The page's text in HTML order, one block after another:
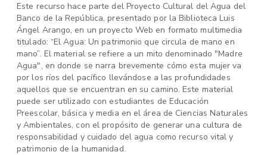
Este recurso hace parte del Proyecto Cultural del Agua del
Banco de la República, presentado por la Biblioteca Luis
Ángel Arango, en un proyecto Web en formato multimedia
titulado: “El Agua: Un patrimonio que circula de mano en
mano”. El material se refiere a un mito denominado "Madre
Agua", en donde se narra brevemente cómo esta mujer va
por los ríos del pacífico llevándose a las profundidades
aquellos que se encuentran en su camino. Este material
puede ser utilizado con estudiantes de Educación
Preescolar, básica y media en el área de Ciencias Naturales
y Ambientales, con el propósito de generar una cultura de
responsabilidad y cuidado del agua como recurso vital y
patrimonio de la humanidad.